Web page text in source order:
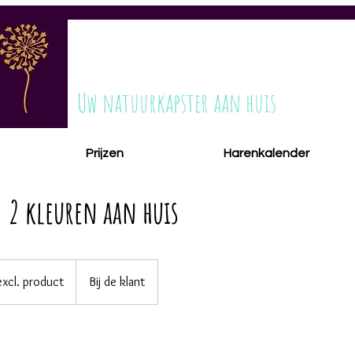
Uw natuurkapster aan huis
kleuren aan huis
product Bij de klant
Prijzen Harenkalender